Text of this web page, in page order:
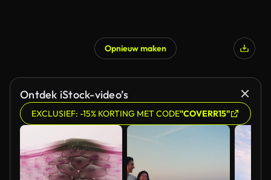
Opnieuw maken
Ontdek iStock-video’s
EXCLUSIEF: -15% KORTING MET CODE"COVERR15"